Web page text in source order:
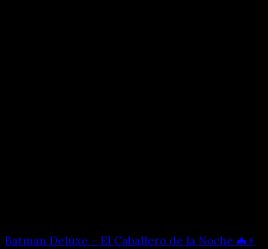
Batman Deluxe – El Caballero de la Noche 🦇⚡